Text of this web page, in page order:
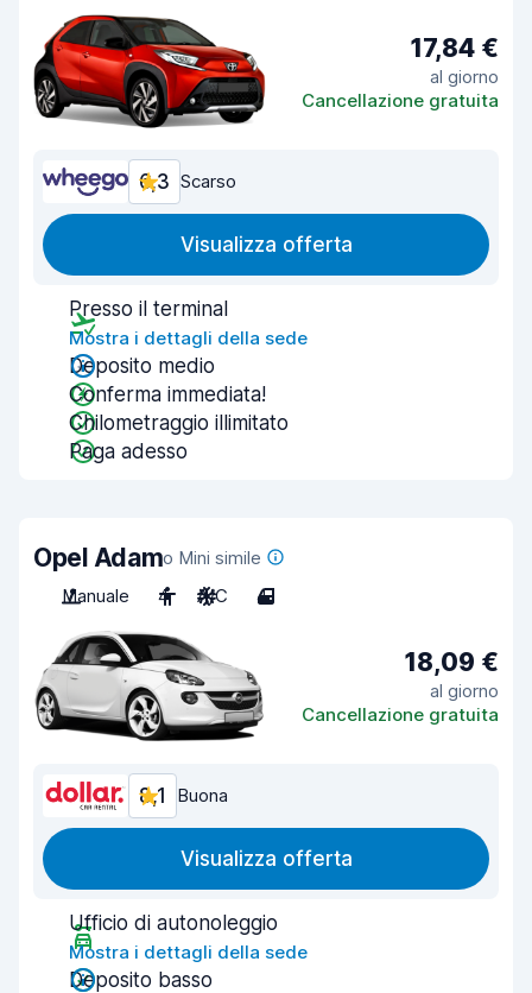
17,84 €
al giorno
Cancellazione gratuita
6,3 Scarso
Visualizza offerta
Presso il terminal
Mostra i dettagli della sede
Deposito medio
Conferma immediata!
Chilometraggio illimitato
Paga adesso
Opel Adamo Mini simile
Manuale
4 A/C 4
18,09 €
al giorno
Cancellazione gratuita
8,1 Buona
Visualizza offerta
Ufficio di autonoleggio
Mostra i dettagli della sede
Deposito basso